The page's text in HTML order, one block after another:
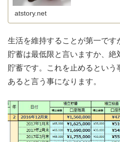
atstory.net
生活を維持することが第一です
貯蓄は最低限と言いますか、
貯蓄です。これを止めるとい
あると言う事になります。